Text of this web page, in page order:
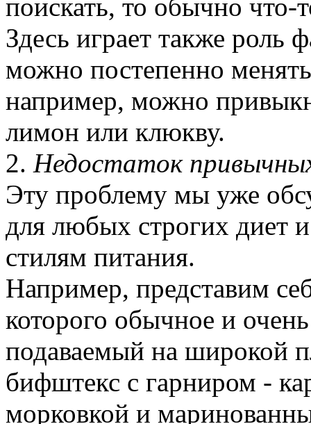
поискать, то обычно что-
Здесь играет также роль
можно постепенно
например, можно
лимон или клюкву.
2. Недостаток
Эту проблему мы уже
для любых строгих диет
стилям питания.
Например, представим
которого обычное и
подаваемый на широкой
бифштекс с гарниром -
морковкой и